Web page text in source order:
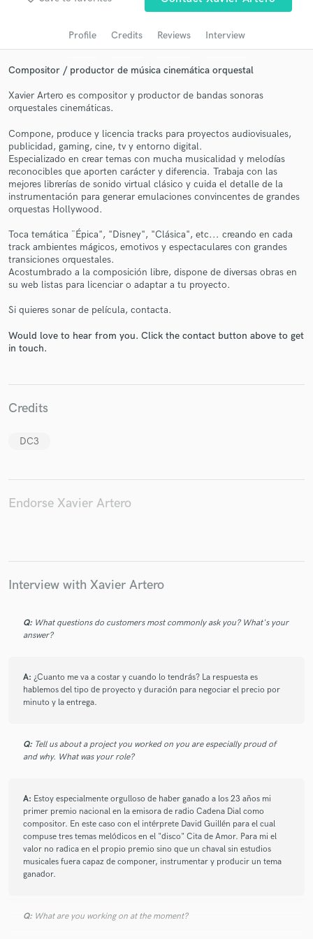
Profile Credits Reviews Interview
Compositor / productor de música cinemática orquestal
Xavier Artero es compositor y productor de bandas sonoras
orquestales cinemáticas.
Compone, produce y licencia tracks para proyectos audiovisuales,
publicidad, gaming, cine, tv y entorno digital.
Especializado en crear temas con mucha musicalidad y melodías
reconocibles que aporten carácter y diferencia. Trabaja con las
mejores librerías de sonido virtual clásico y cuida el detalle de la
instrumentación para generar emulaciones convincentes de grandes
orquestas Hollywood.
Toca temática ¨Épica", "Disney", "Clásica", etc... creando en cada
track ambientes mágicos, emotivos y espectaculares con grandes
transiciones orquestales.
Acostumbrado a la composición libre, dispone de diversas obras en
su web listas para licenciar o adaptar a tu proyecto.
Si quieres sonar de película, contacta.
Would love to hear from you. Click the contact button above to get
in touch.
Credits
DC3
Endorse Xavier Artero
Interview with Xavier Artero
Q: What questions do customers most commonly ask you? What's your
answer?
A: ¿Cuanto me va a costar y cuando lo tendrás? La respuesta es
hablemos del tipo de proyecto y duración para negociar el precio por
minuto y la entrega.
Q: Tell us about a project you worked on you are especially proud of
and why. What was your role?
A: Estoy especialmente orgulloso de haber ganado a los 23 años mi
primer premio nacional en la emisora de radio Cadena Dial como
compositor. En este caso con el intérprete David Guillén para el cual
compuse tres temas melódicos en el "disco" Cita de Amor. Para mi el
valor no radica en el propio premio sino que un chaval sin estudios
musicales fuera capaz de componer, instrumentar y producir un tema
ganador.
Q: What are you working on at the moment?
Search by credits or 'sounds like' and check out
Get Free Proposals
Contact pros directly with your project details
in a flash.